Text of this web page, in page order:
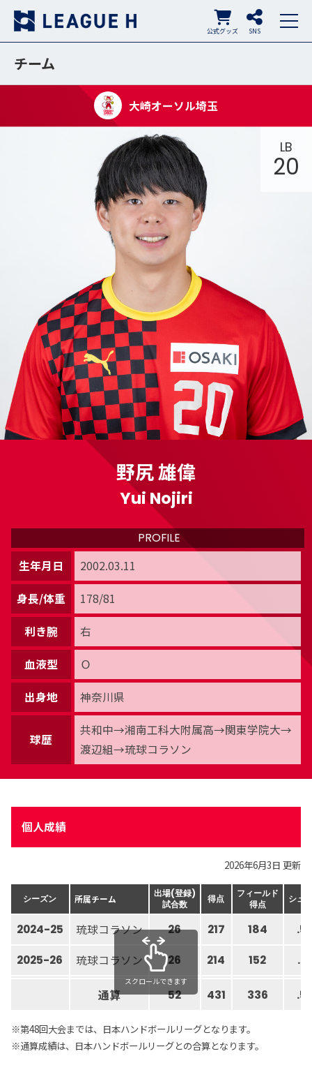
SNS
公式グッズ
チーム
大崎オーソル埼玉
野尻 雄偉
Yui Nojiri
LB
20
生年月日 2002.03.11
身長/体重 178/81
利き腕 右
血液型 Ｏ
出身地 神奈川県
球歴
共和中→湘南工科大附属高→関東学院大→
渡辺組→琉球コラソン
PROFILE
個人成績
2026年6月3日 更新
シーズン 所属チーム
出場(登録)
試合数
得点
フィールド
得点
シュ
2024-25 琉球コラソン 26 217 184
2025-26 琉球コラソン 26 214 152
通算 52 431 336
スクロールできます
※第48回大会までは、日本ハンドボールリーグとなります。
※通算成績は、日本ハンドボールリーグとの合算となります。